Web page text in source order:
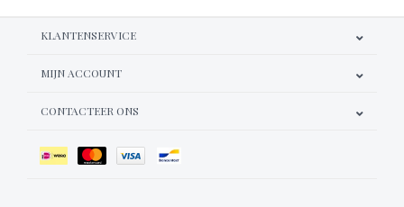
KLANTENSERVICE
MIJN ACCOUNT
CONTACTEER ONS